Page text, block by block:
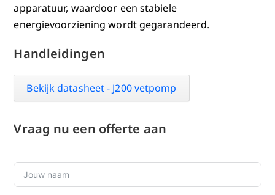
apparatuur, waardoor een stabiele
energievoorziening wordt gegarandeerd.
Handleidingen
Bekijk datasheet - J200 vetpomp
Vraag nu een offerte aan